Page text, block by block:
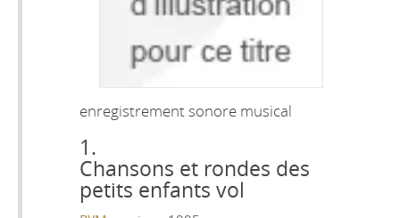
enregistrement sonore musical
1.
Chansons et rondes des
petits enfants vol